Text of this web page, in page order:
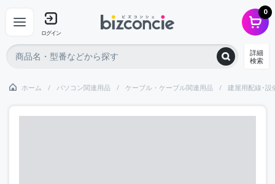
ログイン
0
詳細
検索
ホーム パソコン関連用品 ケーブル・ケーブル関連用品 建屋用配線･設